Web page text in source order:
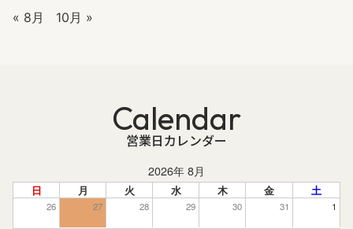
« 8月 10月 »
Calendar
営業日カレンダー
2026年 8月
日 月 火 水 木 金 土
26 27 28 29 30 31 1